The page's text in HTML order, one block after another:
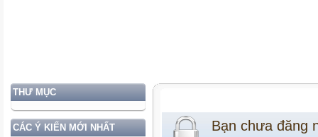
THƯ MỤC
CÁC Ý KIẾN MỚI NHẤT Bạn chưa đăng